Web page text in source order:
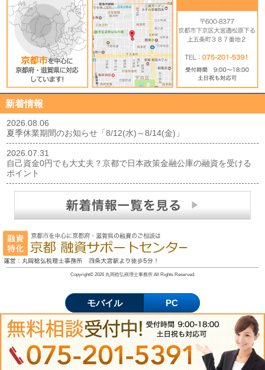
新着情報
2026.08.06
夏季休業期間のお知らせ「8/12(水)～8/14(金)」
2026.07.31
自己資金0円でも大丈夫？京都で日本政策金融公庫の融資を受ける
ポイント
Copyright© 2026 丸岡稔弘税理士事務所 All Rights Reserved.
モバイル PC